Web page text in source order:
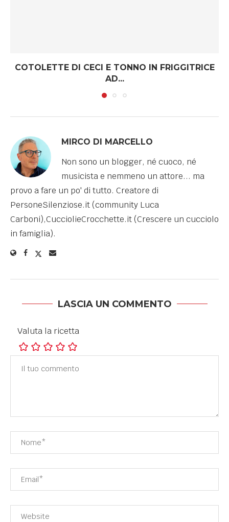
COTOLETTE DI CECI E TONNO IN FRIGGITRICE
AD...
MIRCO DI MARCELLO
Non sono un blogger, né cuoco, né
musicista e nemmeno un attore... ma
provo a fare un po' di tutto. Creatore di
PersoneSilenziose.it (community Luca
Carboni),CucciolieCrocchette.it (Crescere un cucciolo
in famiglia).
LASCIA UN COMMENTO
Valuta la ricetta